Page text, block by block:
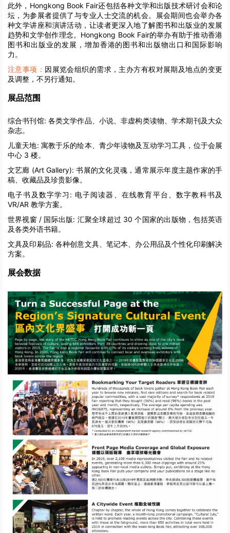
此外，Hongkong Book Fair还包括各种文学和出版技术研讨会和论
坛，为参展者提供了与专业人士交流的机会。展会期间也会举办各
种文学讲座和演讲活动，让读者更深入地了解图书和出版业的发展
趋势和文学创作理念。Hongkong Book Fair的举办有助于推动香港
图书和出版业的发展，增加香港的图书和出版物出口和国际影响
力。
注意事项： 因展览会组织的需求，主办方有权对展期及地点的变更
及调整，不另行通知。
展品范围
综合书刊馆: 各类文学作品、小说、非虚构类读物、学术期刊及大众
杂志。
儿童天地: 寓教于乐的绘本、青少年读物及互动学习工具，位于会展
中心 3 楼。
文艺廊 (Art Gallery): 书展的文化灵魂，通常展示年度主题作家的手
稿、收藏品及珍贵影像。
电子书及数字学习: 电子阅读器、在线教育平台、数字教科书及
VR/AR 教学方案。
世界视窗 / 国际出版: 汇聚全球超过 30 个国家的出版物，包括英语
及各类外语书籍。
文具及印刷品: 各种创意文具、笔记本、办公用品及个性化印刷解决
方案。
展会数据